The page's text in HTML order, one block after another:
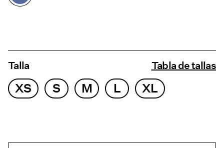
Talla Tabla de tallas
XS S M L XL